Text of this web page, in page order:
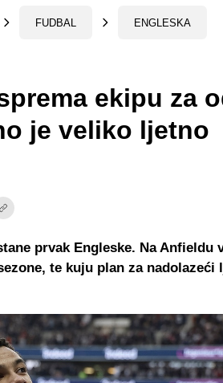
FUDBAL ENGLESKA
ekipu za
je veliko ljetno
prvak Engleske. Na Anfieldu
te kuju plan za